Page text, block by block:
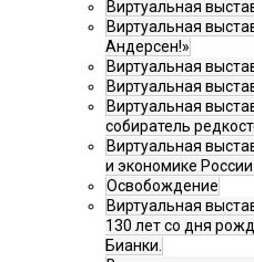
Виртуальная
Виртуальная
Андерсен!»
Виртуальная
Виртуальная
Виртуальная
собиратель
Виртуальная
и экономике
Освобождение
Виртуальная
130 лет со дня
Бианки.